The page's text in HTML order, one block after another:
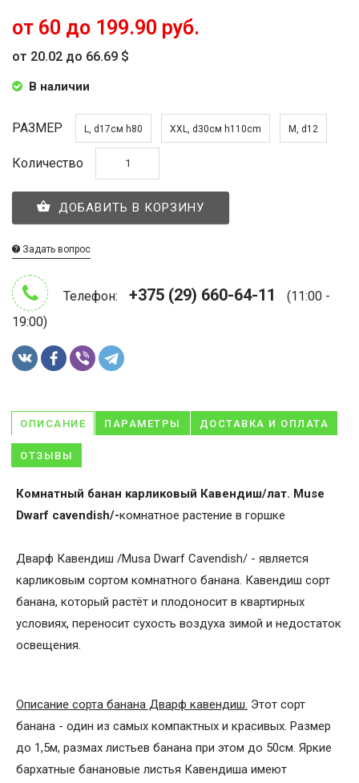
от 60 до 199.90 руб.
от 20.02 до 66.69 $
В наличии
РАЗМЕР L, d17см h80 XXL, d30см h110cm M, d12
Количество
ДОБАВИТЬ В КОРЗИНУ
Задать вопрос
Телефон: +375 (29) 660-64-11
(11:00 -
19:00)
ОПИСАНИЕ ПАРАМЕТРЫ ДОСТАВКА И ОПЛАТА
ОТЗЫВЫ
Комнатный банан карликовый Кавендиш/лат. Muse
Dwarf cavendish/-комнатное растение в горшке
Дварф Кавендиш /Musa Dwarf Cavendish/ - является
карликовым сортом комнатного банана. Кавендиш сорт
банана, который растёт и плодоносит в квартирных
условиях, переносит сухость воздуха зимой и недостаток
освещения.
Описание сорта банана Дварф кавендиш. Этот сорт
банана - один из самых компактных и красивых. Размер
до 1,5м, размах листьев банана при этом до 50см. Яркие
бархатные банановые листья Кавендиша имеют